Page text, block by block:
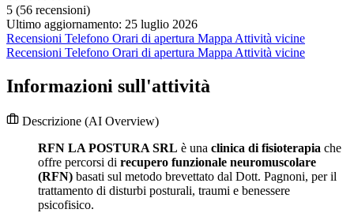
5 (56 recensioni)
Ultimo aggiornamento: 25 luglio 2026
Recensioni Telefono Orari di apertura Mappa Attività vicine
Recensioni Telefono Orari di apertura Mappa Attività vicine
Informazioni sull'attività
Descrizione (AI Overview)
RFN LA POSTURA SRL è una clinica di fisioterapia che
offre percorsi di recupero funzionale neuromuscolare
(RFN) basati sul metodo brevettato dal Dott. Pagnoni, per il
trattamento di disturbi posturali, traumi e benessere
psicofisico.